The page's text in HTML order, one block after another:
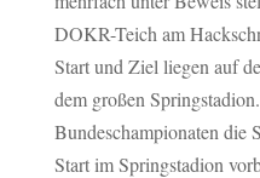
DOKR-Teich am
Start und Ziel liegen auf
dem großen
Bundeschampionaten die
Start im Springstadion